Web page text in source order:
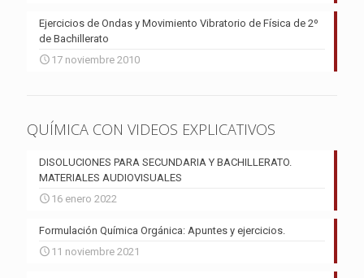
Ejercicios de Ondas y Movimiento Vibratorio de Física de 2º
de Bachillerato
17 noviembre 2010
QUÍMICA CON VIDEOS EXPLICATIVOS
DISOLUCIONES PARA SECUNDARIA Y BACHILLERATO.
MATERIALES AUDIOVISUALES
16 enero 2022
Formulación Química Orgánica: Apuntes y ejercicios.
11 noviembre 2021